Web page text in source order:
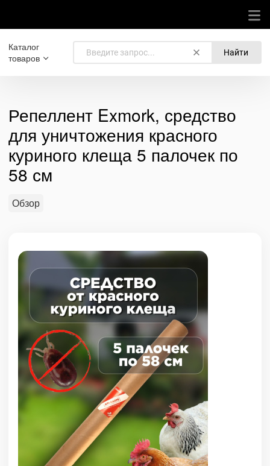
Каталог
товаров
Найти
Репеллент Exmork, средство
для уничтожения красного
куриного клеща 5 палочек по
58 см
Обзор